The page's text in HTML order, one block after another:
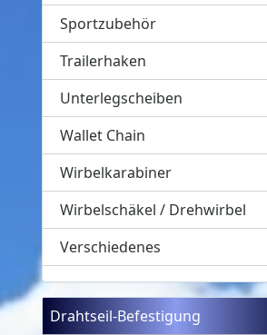
Sportzubehör
Trailerhaken
Unterlegscheiben
Wallet Chain
Wirbelkarabiner
Wirbelschäkel / Drehwirbel
Verschiedenes
Drahtseil-Befestigung